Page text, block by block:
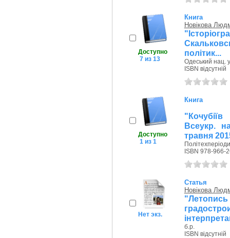
Доступно
7 из 13
Книга
Новікова
політик...
Одеський нац.
ISBN відсутній
Доступно
1 из 1
Книга
Всеукр.
травня
ISBN 978-966-
Нет экз.
Статья
Новікова
б.р.
ISBN відсутній